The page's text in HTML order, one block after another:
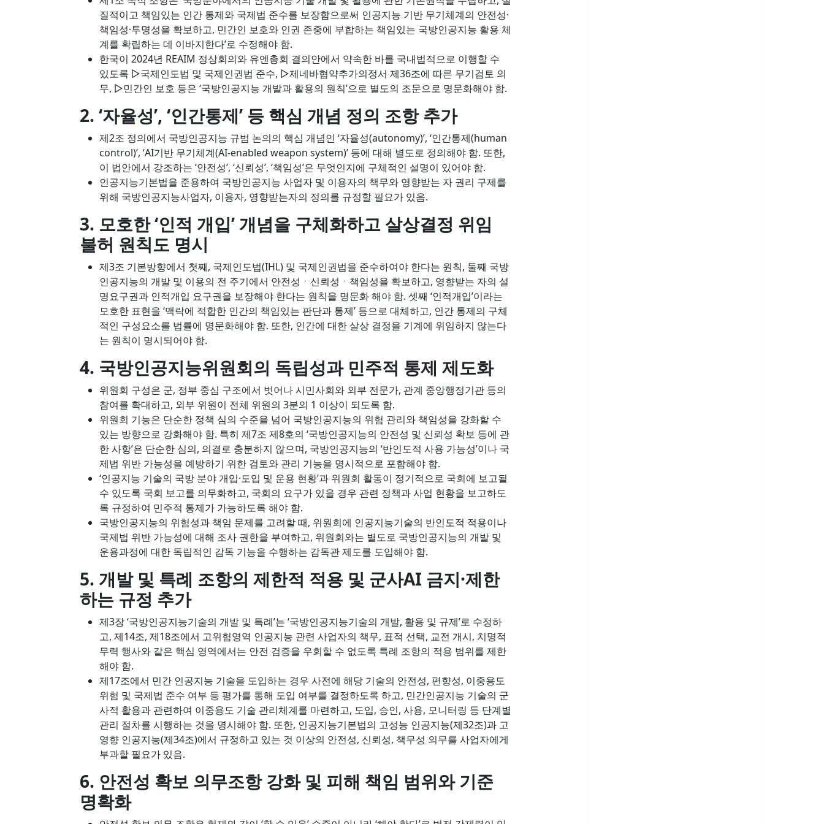
질적이고 책임있는 인간 통제와 국제법 준수를 보장함으로써 인공지능 기반 무기체계의 안전성·
책임성·투명성을 확보하고, 민간인 보호와 인권 존중에 부합하는 책임있는 국방인공지능 활용 체
계를 확립하는 데 이바지한다’로 수정해야 함.
한국이 2024년 REAIM 정상회의와 유엔총회 결의안에서 약속한 바를 국내법적으로 이행할 수
있도록 ▷국제인도법 및 국제인권법 준수, ▷제네바협약추가의정서 제36조에 따른 무기검토 의
무, ▷민간인 보호 등은 ‘국방인공지능 개발과 활용의 원칙’으로 별도의 조문으로 명문화해야 함.
2. ‘자율성’, ‘인간통제’ 등 핵심 개념 정의 조항 추가
제2조 정의에서 국방인공지능 규범 논의의 핵심 개념인 ‘자율성(autonomy)’, ‘인간통제(human
control)’, ‘AI기반 무기체계(AI-enabled weapon system)’ 등에 대해 별도로 정의해야 함. 또한,
이 법안에서 강조하는 ‘안전성’, ‘신뢰성’, ‘책임성’은 무엇인지에 구체적인 설명이 있어야 함.
인공지능기본법을 준용하여 국방인공지능 사업자 및 이용자의 책무와 영향받는 자 권리 구제를
위해 국방인공지능사업자, 이용자, 영향받는자의 정의를 규정할 필요가 있음.
3. 모호한 ‘인적 개입’ 개념을 구체화하고 살상결정 위임
불허 원칙도 명시
제3조 기본방향에서 첫째, 국제인도법(IHL) 및 국제인권법을 준수하여야 한다는 원칙, 둘째 국방
인공지능의 개발 및 이용의 전 주기에서 안전성ㆍ신뢰성ㆍ책임성을 확보하고, 영향받는 자의 설
명요구권과 인적개입 요구권을 보장해야 한다는 원칙을 명문화 해야 함. 셋째 ‘인적개입’이라는
모호한 표현을 ‘맥락에 적합한 인간의 책임있는 판단과 통제’ 등으로 대체하고, 인간 통제의 구체
적인 구성요소를 법률에 명문화해야 함. 또한, 인간에 대한 살상 결정을 기계에 위임하지 않는다
는 원칙이 명시되어야 함.
4. 국방인공지능위원회의 독립성과 민주적 통제 제도화
위원회 구성은 군, 정부 중심 구조에서 벗어나 시민사회와 외부 전문가, 관계 중앙행정기관 등의
참여를 확대하고, 외부 위원이 전체 위원의 3분의 1 이상이 되도록 함.
위원회 기능은 단순한 정책 심의 수준을 넘어 국방인공지능의 위험 관리와 책임성을 강화할 수
있는 방향으로 강화해야 함. 특히 제7조 제8호의 ‘국방인공지능의 안전성 및 신뢰성 확보 등에 관
한 사항’은 단순한 심의, 의결로 충분하지 않으며, 국방인공지능의 ‘반인도적 사용 가능성’이나 국
제법 위반 가능성을 예방하기 위한 검토와 관리 기능을 명시적으로 포함해야 함.
‘인공지능 기술의 국방 분야 개입·도입 및 운용 현황’과 위원회 활동이 정기적으로 국회에 보고될
수 있도록 국회 보고를 의무화하고, 국회의 요구가 있을 경우 관련 정책과 사업 현황을 보고하도
록 규정하여 민주적 통제가 가능하도록 해야 함.
국방인공지능의 위험성과 책임 문제를 고려할 때, 위원회에 인공지능기술의 반인도적 적용이나
국제법 위반 가능성에 대해 조사 권한을 부여하고, 위원회와는 별도로 국방인공지능의 개발 및
운용과정에 대한 독립적인 감독 기능을 수행하는 감독관 제도를 도입해야 함.
5. 개발 및 특례 조항의 제한적 적용 및 군사AI 금지·제한
하는 규정 추가
제3장 ‘국방인공지능기술의 개발 및 특례’는 ‘국방인공지능기술의 개발, 활용 및 규제’로 수정하
고, 제14조, 제18조에서 고위험영역 인공지능 관련 사업자의 책무, 표적 선택, 교전 개시, 치명적
무력 행사와 같은 핵심 영역에서는 안전 검증을 우회할 수 없도록 특례 조항의 적용 범위를 제한
해야 함.
제17조에서 민간 인공지능 기술을 도입하는 경우 사전에 해당 기술의 안전성, 편향성, 이중용도
위험 및 국제법 준수 여부 등 평가를 통해 도입 여부를 결정하도록 하고, 민간인공지능 기술의 군
사적 활용과 관련하여 이중용도 기술 관리체계를 마련하고, 도입, 승인, 사용, 모니터링 등 단계별
관리 절차를 시행하는 것을 명시해야 함. 또한, 인공지능기본법의 고성능 인공지능(제32조)과 고
영향 인공지능(제34조)에서 규정하고 있는 것 이상의 안전성, 신뢰성, 책무성 의무를 사업자에게
부과할 필요가 있음.
6. 안전성 확보 의무조항 강화 및 피해 책임 범위와 기준
명확화